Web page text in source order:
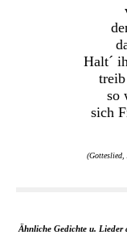
Halt´
so
sich
Ähnliche Gedichte u. Lieder